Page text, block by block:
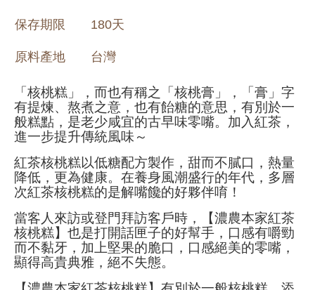
保存期限 180天
原料產地 台灣
「核桃糕」，而也有稱之「核桃膏」，「膏」字
有提煉、熬煮之意，也有飴糖的意思，有別於一
般糕點，是老少咸宜的古早味零嘴。加入紅茶，
進一步提升傳統風味～
紅茶核桃糕以低糖配方製作，甜而不膩口，熱量
降低，更為健康。在養身風潮盛行的年代，多層
次紅茶核桃糕的是解嘴饞的好夥伴唷！
當客人來訪或登門拜訪客戶時，【濃農本家紅茶
核桃糕】 也是打開話匣子的好幫手 ，口感有嚼勁
而不黏牙，加上堅果的脆口，口感絕美的零嘴，
顯得高貴典雅，絕不失態。